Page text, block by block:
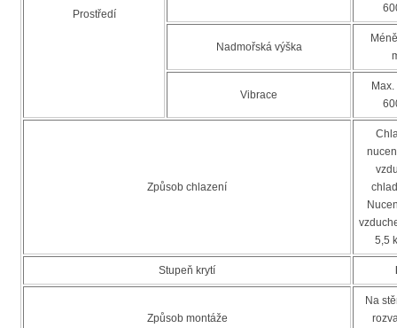
Prostředí
Nadmořská výška
Vibrace
Max.
Způsob chlazení
5,5
Stupeň krytí
Způsob montáže
Na